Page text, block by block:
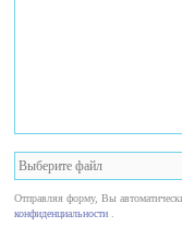
Отправляя форму, Вы
конфиденциальности